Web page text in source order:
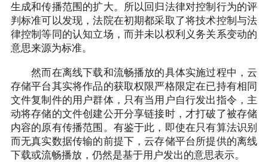
生成和传播范围的扩大。所以回归法律对控制行为的评
判标准可以发现，法院在初期都采取了将技术控制与法
律控制等同的认知立场，而并未以权利义务关系变动的
意思来源为标准。
然而在离线下载和流畅播放的具体实施过程中，云
存储平台其实将作品的获取权限严格限定在已持有相同
文件复制件的用户群体，只有当用户自行发出指令，主
动将存储的文件创建公开分享链接时，才打破了被存储
内容的原有传播范围。有鉴于此，即使在只有算法识别
而无真实数据传输的前提下，云存储平台所提供的离线
下载或流畅播放，仍然是基于用户发出的意思表示。